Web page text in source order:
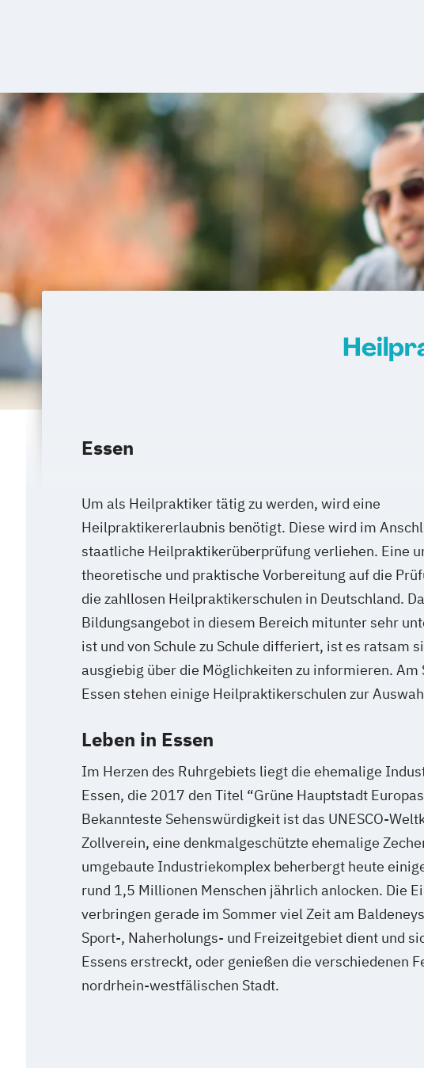
Essen
Um als Heilpraktiker tätig zu werden, wird eine
Heilpraktikererlaubnis benötigt. Diese wird im
staatliche Heilpraktikerüberprüfung verliehen. Eine
theoretische und praktische Vorbereitung auf die
die zahllosen Heilpraktikerschulen in Deutschland.
Bildungsangebot in diesem Bereich mitunter sehr
ist und von Schule zu Schule differiert, ist es ratsam
ausgiebig über die Möglichkeiten zu informieren. Am
Essen stehen einige Heilpraktikerschulen zur
Leben in Essen
Im Herzen des Ruhrgebiets liegt die ehemalige
Essen, die 2017 den Titel “Grüne Hauptstadt
Bekannteste Sehenswürdigkeit ist das UNESCO-
Zollverein, eine denkmalgeschützte ehemalige
umgebaute Industriekomplex beherbergt heute
rund 1,5 Millionen Menschen jährlich anlocken. Die
verbringen gerade im Sommer viel Zeit am
Sport-, Naherholungs- und Freizeitgebiet dient und
Essens erstreckt, oder genießen die verschiedenen
nordrhein-westfälischen Stadt.